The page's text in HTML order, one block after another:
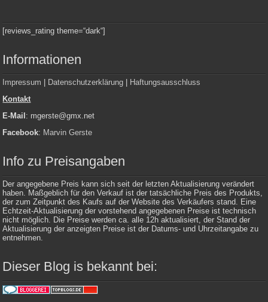
[reviews_rating theme=“dark“]
Informationen
Impressum | Datenschutzerklärung | Haftungsausschluss
Kontakt
E-Mail: mgerste@gmx.net
Facebook: Marvin Gerste
Info zu Preisangaben
Der angegebene Preis kann sich seit der letzten Aktualisierung verändert
haben. Maßgeblich für den Verkauf ist der tatsächliche Preis des Produkts,
der zum Zeitpunkt des Kaufs auf der Website des Verkäufers stand. Eine
Echtzeit-Aktualisierung der vorstehend angegebenen Preise ist technisch
nicht möglich. Die Preise werden ca. alle 12h aktualisiert, der Stand der
Aktualisierung der anzeigten Preise ist der Datums- und Uhrzeitangabe zu
entnehmen.
Dieser Blog is bekannt bei: